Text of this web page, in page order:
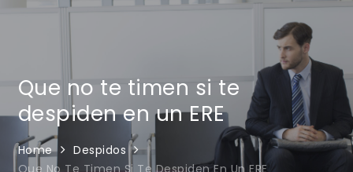
Que no te timen si te
despiden en un ERE
Home
Despidos
Que No Te Timen Si Te Despiden En Un ERE